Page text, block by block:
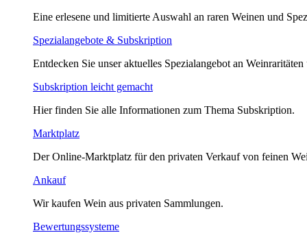
Eine erlesene und limitierte Auswahl an raren Weinen und
Spezialangebote & Subskription
Entdecken Sie unser aktuelles Spezialangebot an
Subskription leicht gemacht
Hier finden Sie alle Informationen zum Thema Subskription.
Marktplatz
Der Online-Marktplatz für den privaten Verkauf von feinen
Ankauf
Wir kaufen Wein aus privaten Sammlungen.
Bewertungssysteme